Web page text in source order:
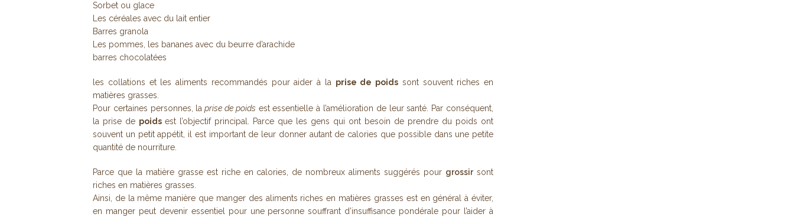
Sorbet ou glace
Les céréales avec du lait entier
Barres granola
Les pommes, les bananes avec du beurre d’arachide
barres chocolatées
les collations et les aliments recommandés pour aider à la prise de poids sont souvent riches en
matières grasses.
Pour certaines personnes, la prise de poids est essentielle à l’amélioration de leur santé. Par conséquent,
la prise de poidsest l’objectif principal. Parce que les gens qui ont besoin de prendre du poids ont
souvent un petit appétit, il est important de leur donner autant de calories que possible dans une petite
quantité de nourriture.
Parce que la matière grasse est riche en calories, de nombreux aliments suggérés pour grossirsont
riches en matières grasses.
Ainsi, de la même manière que manger des aliments riches en matières grasses est en général à éviter,
en manger peut devenir essentiel pour une personne souffrant d’insuffisance pondérale pour l’aider à